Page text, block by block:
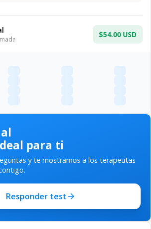
$54.00 USD
para ti
y te mostramos a los terapeutas
Responder test